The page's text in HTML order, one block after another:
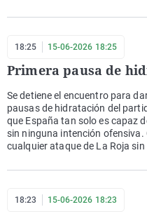
18:25 15-06-2026 18:25
Primera pausa de
Se detiene el encuentro para
pausas de hidratación del
que España tan solo es capaz
sin ninguna intención ofensiva.
cualquier ataque de La Roja
18:23 15-06-2026 18:23